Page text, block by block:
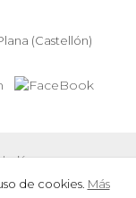
de cookies. Más
(Castellón)
LeKommerce